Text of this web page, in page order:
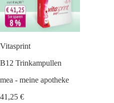
Vitasprint
B12 Trinkampullen
mea - meine apotheke
41,25 €